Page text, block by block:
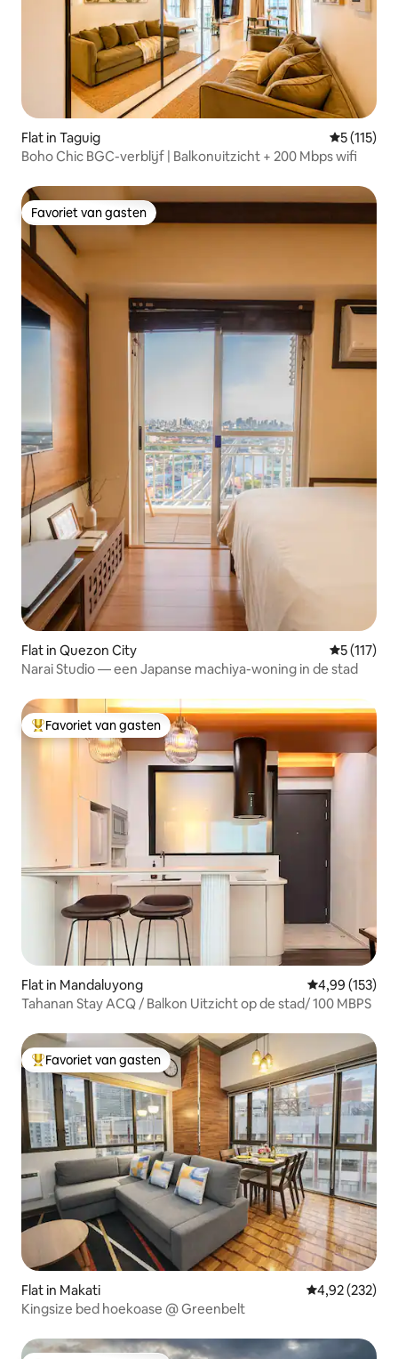
Flat in Taguig
5 (115)
Boho Chic BGC-verblijf | Balkonuitzicht + 200 Mbps wifi
Favoriet van gasten
Favoriet van gasten
Flat in Quezon City
5 (117)
Narai Studio — een Japanse machiya-woning in de stad
Topfavoriet van gasten
Favoriet van gasten
Flat in Mandaluyong Gemiddelde
4,99 (153)
Tahanan Stay ACQ / Balkon Uitzicht op de stad/ 100 MBPS
Topfavoriet van gasten
Favoriet van gasten
Flat in Makati Gemiddelde
4,92 (232)
Kingsize bed hoekoase @ Greenbelt